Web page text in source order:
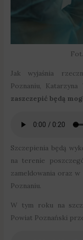
Jak wyjaśnia
Poznaniu, Katarzyna
zaszczepić będą
Szczepienia będą
na terenie
zameldowania oraz
Poznaniu.
W tym roku na
Powiat Poznański